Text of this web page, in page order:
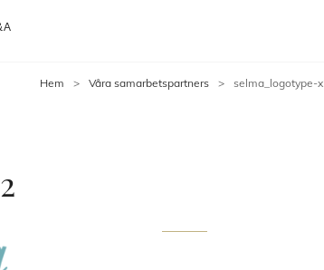
Hem > Våra samarbetspartners > selma_logotype-